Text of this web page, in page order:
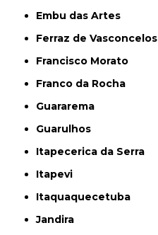
Embu das Artes
Ferraz de Vasconcelos
Francisco Morato
Franco da Rocha
Guararema
Guarulhos
Itapecerica da Serra
Itapevi
Itaquaquecetuba
Jandira